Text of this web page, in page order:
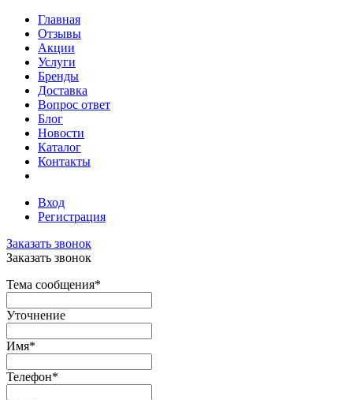
Главная
Отзывы
Акции
Услуги
Бренды
Доставка
Вопрос ответ
Блог
Новости
Каталог
Контакты
Вход
Регистрация
Заказать звонок
Заказать звонок
Тема сообщения*
Уточнение
Имя*
Телефон*